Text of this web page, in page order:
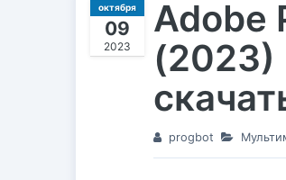
октября
09
2023
Adobe
(2023)
progbot